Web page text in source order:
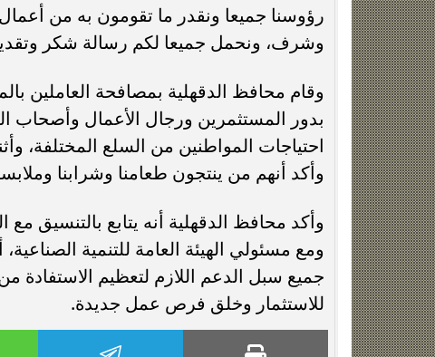
رؤوسنا جميعا ونقدر ما تقومون به من
وشرف، ونحمل جميعا لكم رسالة شكر
وقام محافظ الدقهلية بمصافحة العاملين
بدور المستثمرين ورجال الأعمال وأصحاب
احتياجات المواطنين من السلع المختلفة،
وأكد أنهم من ينتجون طعامنا وشرابنا
وأكد محافظ الدقهلية أنه يتابع بالتنسيق
ومع مسئولي الهيئة العامة للتنمية
جميع سبل الدعم اللازم لتعظيم الاستفادة
للاستثمار وخلق فرص عمل جديدة.